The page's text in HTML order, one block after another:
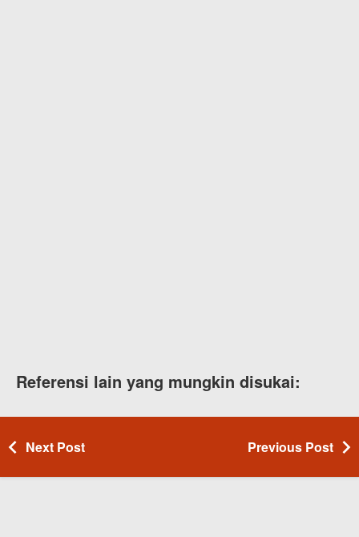
Referensi lain yang mungkin disukai:
Next Post Previous Post